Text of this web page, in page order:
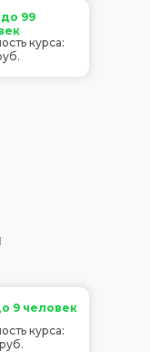
до 99
курса:
9 человек
курса: